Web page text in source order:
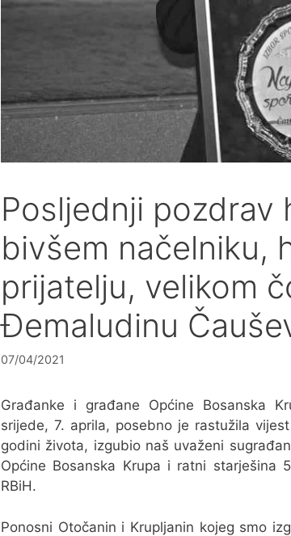
Posljednji pozdrav
bivšem načelniku,
prijatelju, velikom
Đemaludinu
07/04/2021
Građanke i građane Općine Bosanska
srijede, 7. aprila, posebno je rastužila
godini života, izgubio naš uvaženi
Općine Bosanska Krupa i ratni starješina
RBiH.
Ponosni Otočanin i Krupljanin kojeg smo